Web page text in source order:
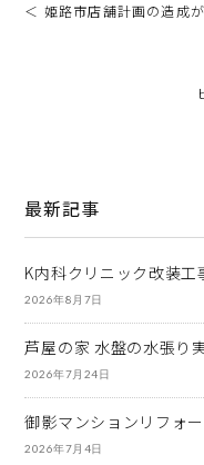
＜ 姫路市店舗計画の造成
最新記事
K内科クリニック改装工
2026年8月7日
芦屋の家 水盤の水張り
2026年7月24日
御影マンションリフォ
2026年7月4日